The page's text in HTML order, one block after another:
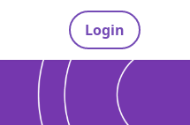
Login